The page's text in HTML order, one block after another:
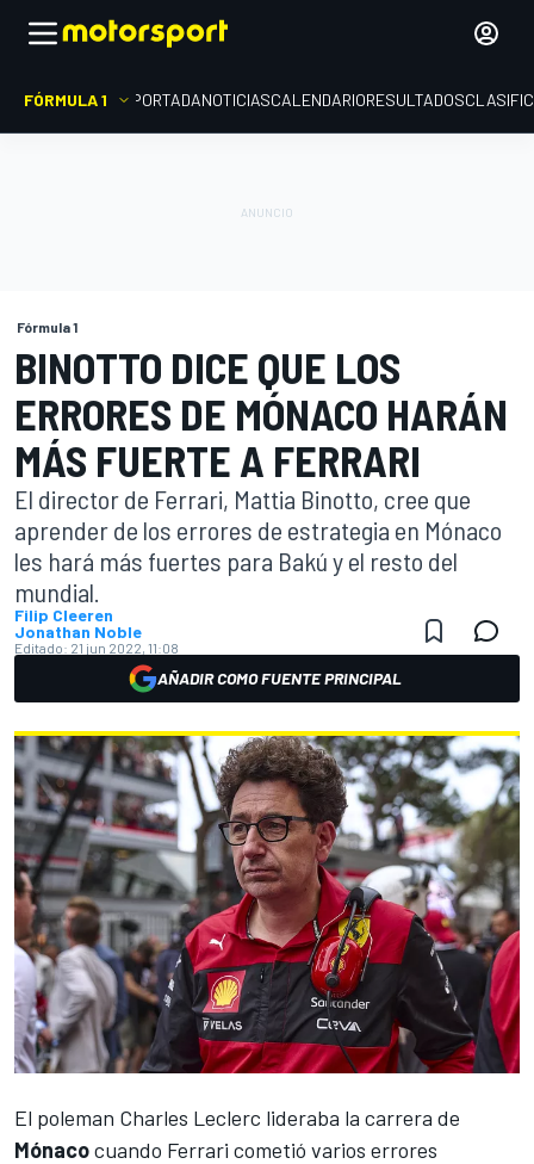
FÓRMULA 1 PORTADANOTICIASCALENDARIORESULTADOS
Fórmula 1
BINOTTO DICE QUE LOS
ERRORES DE MÓNACO HARÁN
MÁS FUERTE A FERRARI
El director de Ferrari, Mattia Binotto, cree que
aprender de los errores de estrategia en Mónaco
les hará más fuertes para Bakú y el resto del
mundial.
Filip Cleeren
Jonathan Noble
Editado: 21 jun 2022, 11:08
AÑADIR COMO FUENTE PRINCIPAL
El poleman Charles Leclerc lideraba la carrera de
Mónacocuando Ferrari cometió varios errores